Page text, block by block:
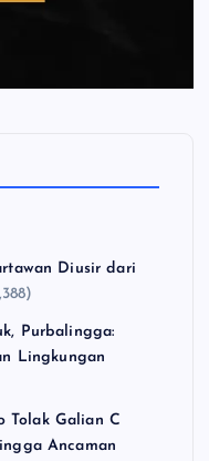
Diusir dari
Purbalingga:
Lingkungan
Tolak Galian C
Ancaman